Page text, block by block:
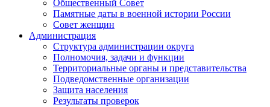
Общественный Совет
Памятные даты в военной истории России
Совет женщин
Администрация
Структура администрации округа
Полномочия, задачи и функции
Территориальные органы и представительства
Подведомственные организации
Защита населения
Результаты проверок